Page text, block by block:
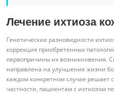
Лечение ихтиоза
Генетические разновидности
коррекция приобретенных
первопричины их возникновения.
направлена на улучшение жизни
каждом конкретном случае решает
частности, пациентам с ихтиозом